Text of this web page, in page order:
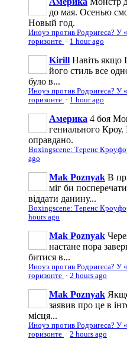
до мая. Осенью
Новый год.
Иноуэ против Родригеса? У
горизонте · 1 hour ago
Kirill Навіть якщо
його стиль все
було в...
Иноуэ против Родригеса? У
горизонте · 1 hour ago
Америка 4 боя
гениального
оправдано.
Boxingscene: Теренс
ago
Mak Poznyak В
міг би
віддати данину...
Boxingscene: Теренс
hours ago
Mak Poznyak
настане пора
битися в...
Иноуэ против Родригеса? У
горизонте · 2 hours ago
Mak Poznyak
заявив про це в
місця...
Иноуэ против Родригеса? У
горизонте · 2 hours ago